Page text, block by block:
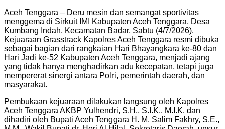
Aceh Tenggara – Deru mesin dan semangat sportivitas
menggema di Sirkuit IMI Kabupaten Aceh Tenggara, Desa
Kumbang Indah, Kecamatan Badar, Sabtu (4/7/2026).
Kejuaraan Grasstrack Kapolres Aceh Tenggara resmi dibuka
sebagai bagian dari rangkaian Hari Bhayangkara ke-80 dan
Hari Jadi ke-52 Kabupaten Aceh Tenggara, menjadi ajang
yang tidak hanya menghadirkan adu kecepatan, tetapi juga
mempererat sinergi antara Polri, pemerintah daerah, dan
masyarakat.
Pembukaan kejuaraan dilakukan langsung oleh Kapolres
Aceh Tenggara AKBP Yulhendri, S.H., S.I.K., M.I.K. dan
dihadiri oleh Bupati Aceh Tenggara H. M. Salim Fakhry, S.E.,